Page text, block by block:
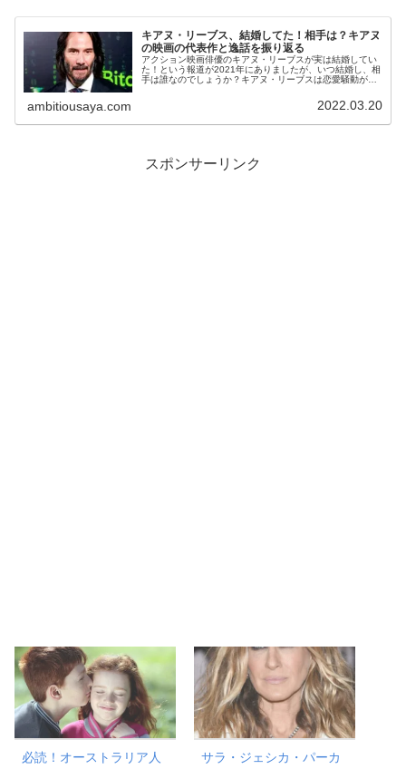
キアヌ・リーブス、結婚してた！相手は？キアヌ
の映画の代表作と逸話を振り返る
アクション映画俳優のキアヌ・リーブスが実は結婚してい
た！という報道が2021年にありましたが、いつ結婚し、相
手は誰なのでしょうか？キアヌ・リーブスは恋愛騒動があ
ambitiousaya.com 2022.03.20
スポンサーリンク
必読！オーストラリア人
サラ・ジェシカ・パーカ